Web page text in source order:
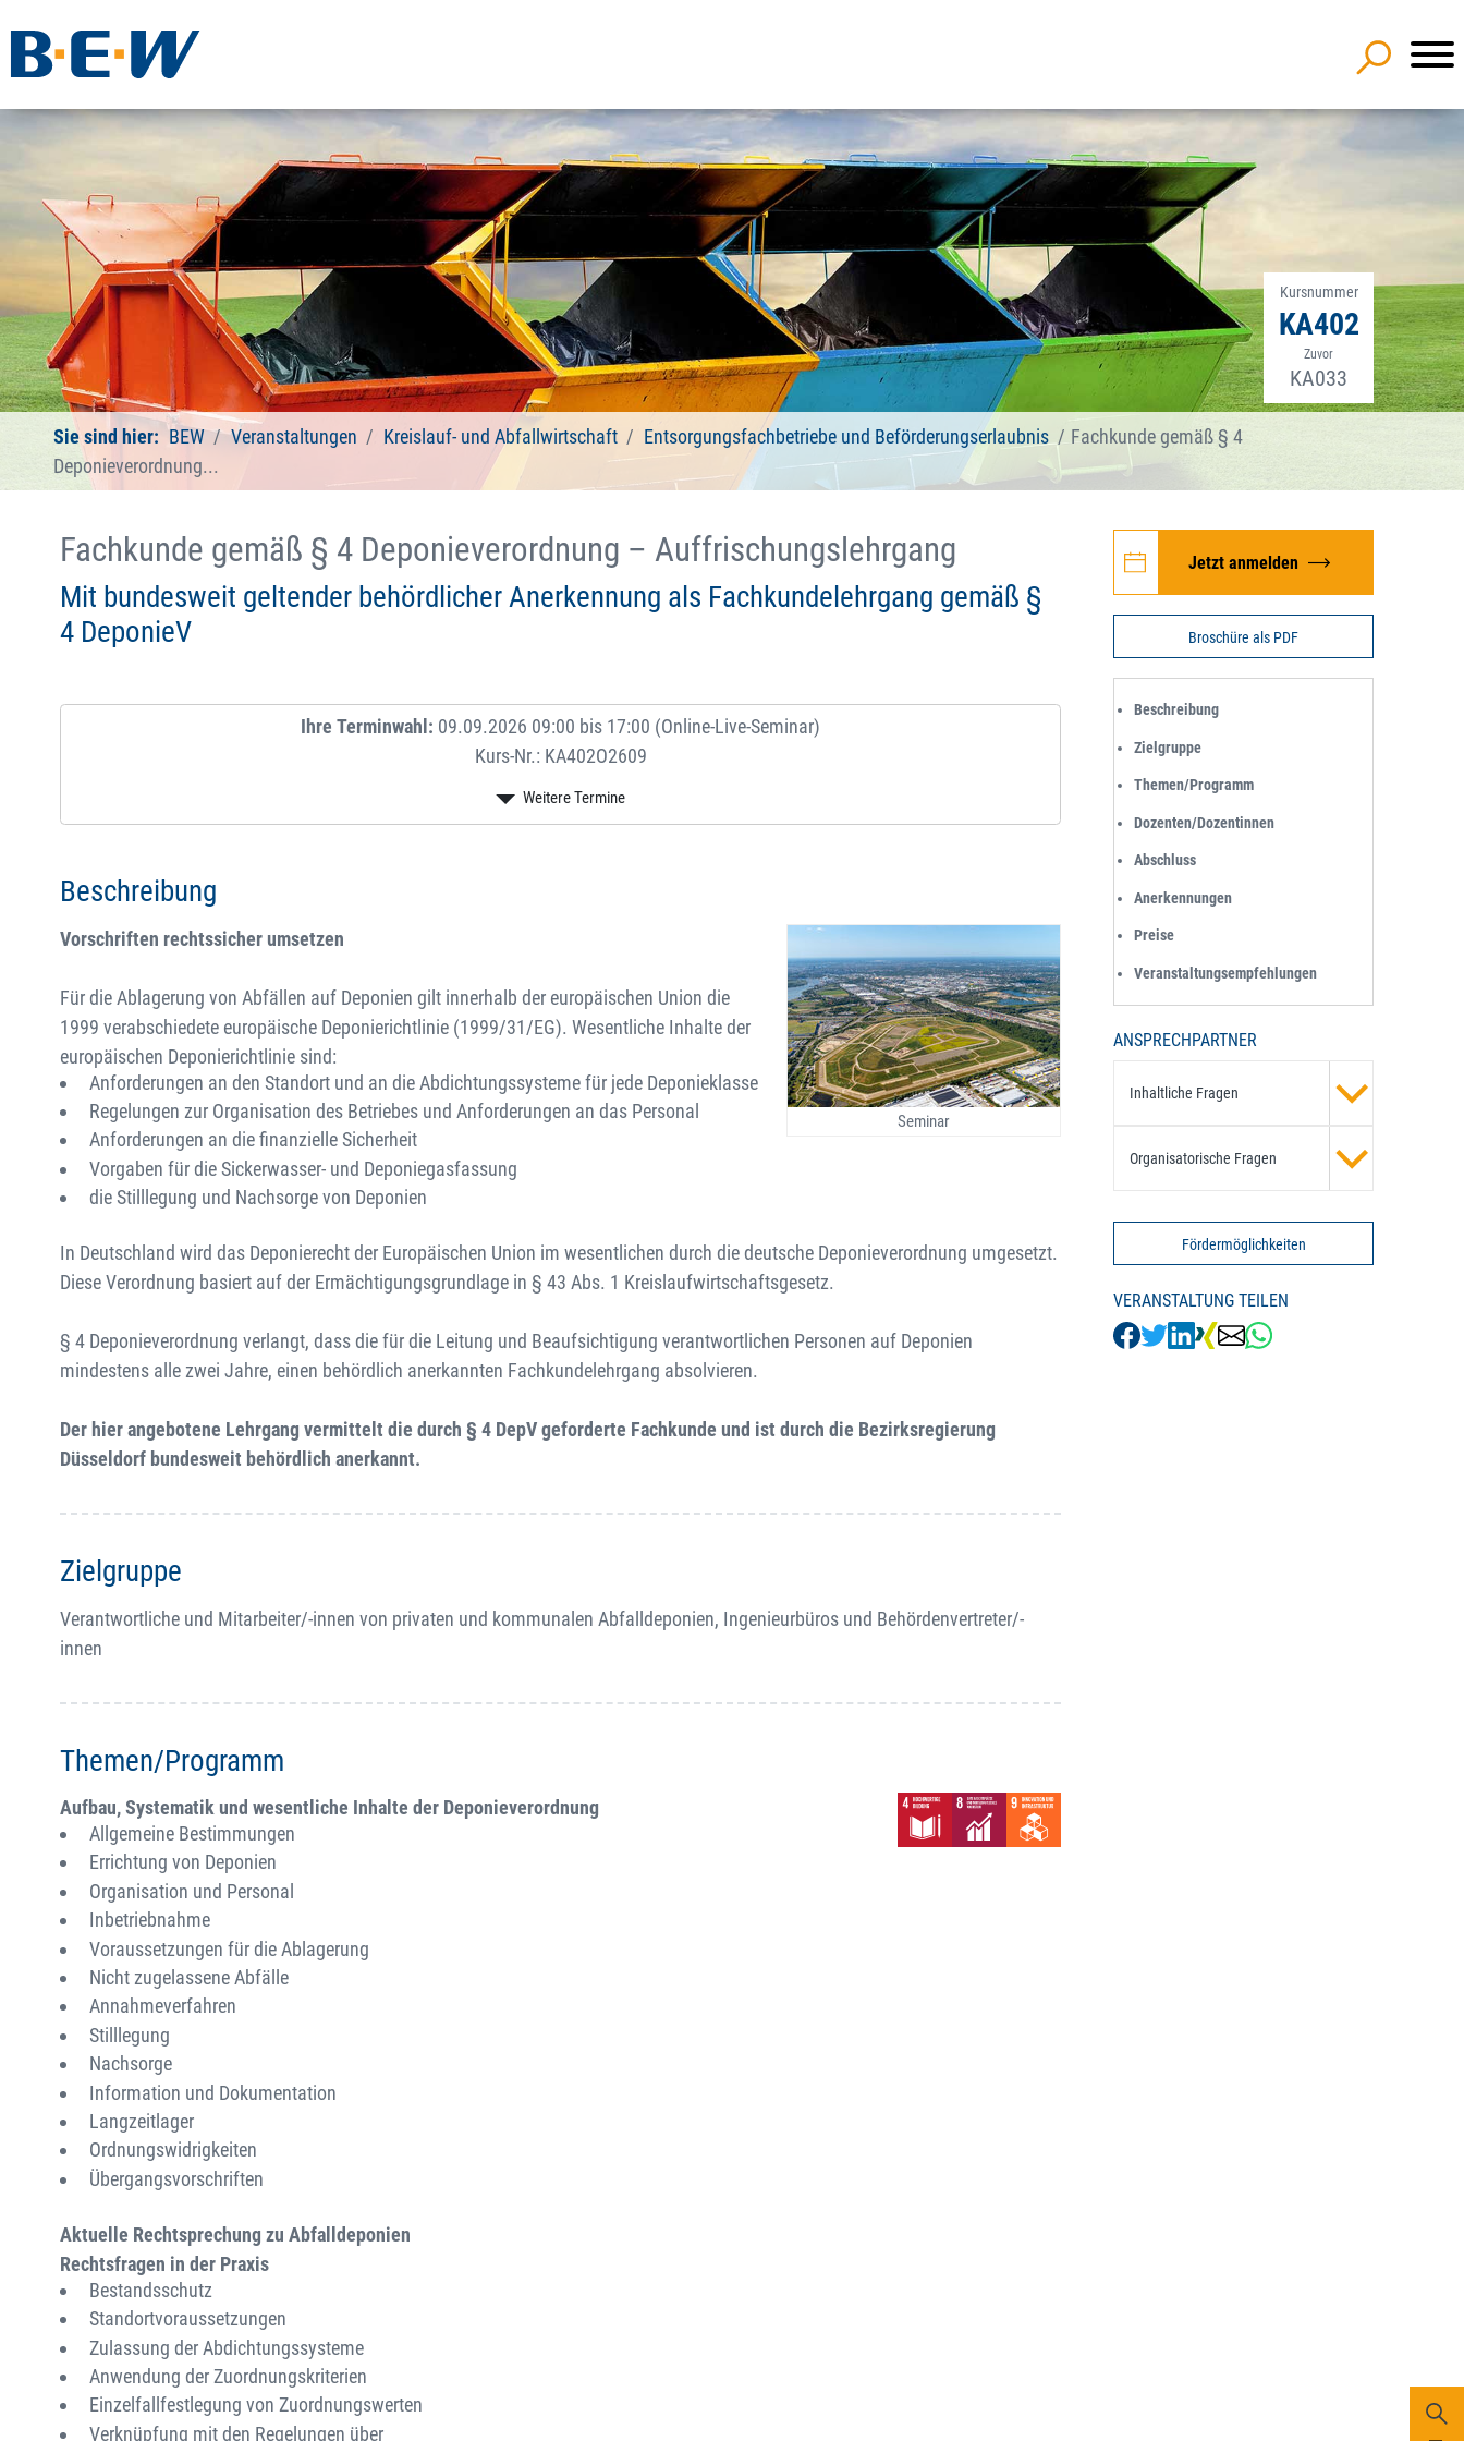
Kursnummer
KA402
Zuvor
KA033
Sie sind hier: BEW Veranstaltungen Kreislauf- und Abfallwirtschaft Entsorgungsfachbetriebe und Beförderungserlaubnis
Fachkunde gemäß § 4
Deponieverordnung...
Fachkunde gemäß § 4 Deponieverordnung – Auffrischungslehrgang
Mit bundesweit geltender behördlicher Anerkennung als Fachkundelehrgang gemäß §
4 DeponieV
Ihre Terminwahl: 09.09.2026 09:00 bis 17:00 (Online-Live-Seminar)
Kurs-Nr.: KA402O2609
Beschreibung
Seminar
Vorschriften rechtssicher umsetzen
Für die Ablagerung von Abfällen auf Deponien gilt innerhalb der europäischen Union die
1999 verabschiedete europäische Deponie­richtlinie (1999/31/EG). Wesentliche Inhalte der
europäischen Deponierichtlinie sind:
Anforderungen an den Standort und an die Abdichtungssysteme für jede Deponieklasse
Regelungen zur Organisation des Betriebes und Anforderungen an das Personal
Anforderungen an die finanzielle Sicherheit
Vorgaben für die Sickerwasser- und Deponiegasfassung
die Stilllegung und Nachsorge von Deponien
In Deutschland wird das Deponierecht der Europäischen Union im wesentlichen durch die deutsche Deponieverordnung umgesetzt.
Diese Verordnung basiert auf der Ermächtigungsgrundlage in § 43 Abs. 1 Kreislaufwirtschaftsgesetz.
§ 4 Deponieverordnung verlangt, dass die für die Leitung und Beaufsichtigung verantwortlichen Personen auf Deponien
mindestens alle zwei Jahre, einen behördlich anerkannten Fachkundelehrgang absolvieren.
Der hier angebotene Lehrgang vermittelt die durch § 4 DepV geforderte Fachkunde und ist durch die Bezirksregierung
Düsseldorf bundesweit behördlich anerkannt.
Zielgruppe
Verantwortliche und Mitarbeiter/-innen von privaten und kommunalen Abfalldeponien, Ingenieurbüros und Behördenvertreter/-
innen
Themen/Programm
Aufbau, Systematik und wesentliche Inhalte der Deponieverordnung
Allgemeine Bestimmungen
Errichtung von Deponien
Organisation und Personal
Inbetriebnahme
Voraussetzungen für die Ablagerung
Nicht zugelassene Abfälle
Annahmeverfahren
Stilllegung
Nachsorge
Information und Dokumentation
Langzeitlager
Ordnungswidrigkeiten
Übergangsvorschriften
Aktuelle Rechtsprechung zu Abfalldeponien
Rechtsfragen in der Praxis
Bestandsschutz
Standortvoraussetzungen
Zulassung der Abdichtungssysteme
Anwendung der Zuordnungskriterien
Einzelfallfestlegung von Zuordnungswerten
Verknüpfung mit den Regelungen über
Jetzt anmelden
Broschüre als PDF
Beschreibung
Zielgruppe
Themen/Programm
Dozenten/Dozentinnen
Abschluss
Anerkennungen
Preise
Veranstaltungsempfehlungen
ANSPRECHPARTNER
Inhaltliche Fragen
Organisatorische Fragen
Fördermöglichkeiten
VERANSTALTUNG TEILEN